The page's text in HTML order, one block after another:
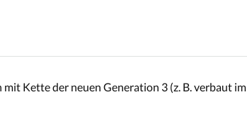
Kette der neuen Generation 3 (z. B. verbaut